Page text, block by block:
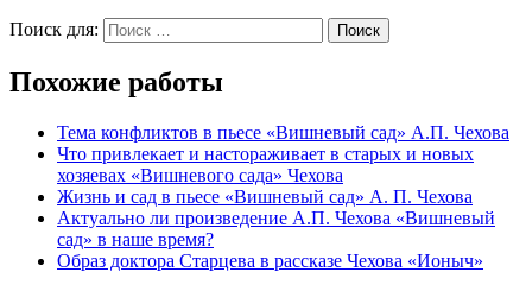
Поиск для: Поиск
Похожие работы
Тема конфликтов в пьесе «Вишневый сад» А.П. Чехова
Что привлекает и настораживает в старых и новых
хозяевах «Вишневого сада» Чехова
Жизнь и сад в пьесе «Вишневый сад» А. П. Чехова
Актуально ли произведение А.П. Чехова «Вишневый
сад» в наше время?
Образ доктора Старцева в рассказе Чехова «Ионыч»